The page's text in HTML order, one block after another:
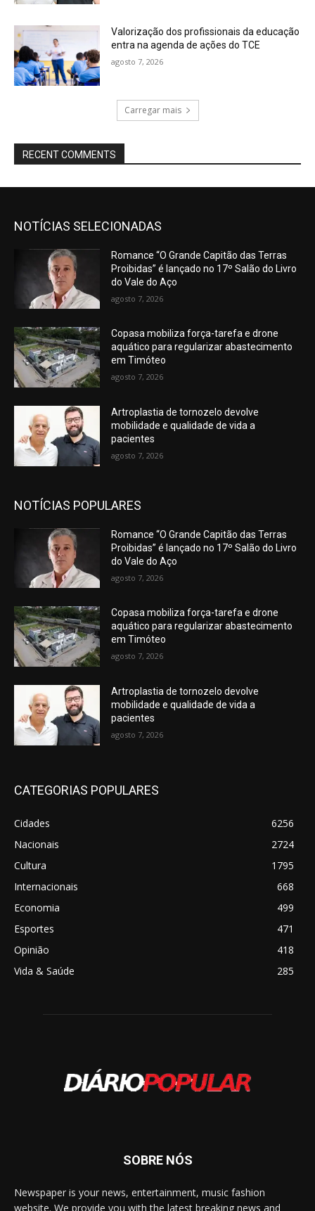
Valorização dos profissionais da educação
entra na agenda de ações do TCE
agosto 7, 2026
Carregar mais
RECENT COMMENTS
NOTÍCIAS SELECIONADAS
Romance “O Grande Capitão das Terras
Proibidas” é lançado no 17º Salão do Livro
do Vale do Aço
agosto 7, 2026
Copasa mobiliza força-tarefa e drone
aquático para regularizar abastecimento
em Timóteo
agosto 7, 2026
Artroplastia de tornozelo devolve
mobilidade e qualidade de vida a
pacientes
agosto 7, 2026
NOTÍCIAS POPULARES
Romance “O Grande Capitão das Terras
Proibidas” é lançado no 17º Salão do Livro
do Vale do Aço
agosto 7, 2026
Copasa mobiliza força-tarefa e drone
aquático para regularizar abastecimento
em Timóteo
agosto 7, 2026
Artroplastia de tornozelo devolve
mobilidade e qualidade de vida a
pacientes
agosto 7, 2026
CATEGORIAS POPULARES
Cidades
6256
Nacionais
2724
Cultura
1795
Internacionais
668
Economia
499
Esportes
471
Opinião
418
Vida & Saúde
285
SOBRE NÓS
Newspaper is your news, entertainment, music fashion
website. We provide you with the latest breaking news and